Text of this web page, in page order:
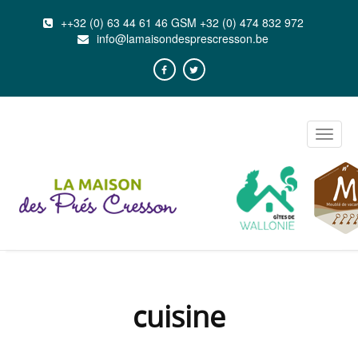
++32 (0) 63 44 61 46 GSM +32 (0) 474 832 972
info@lamaisondesprescresson.be
Toggle
cuisine